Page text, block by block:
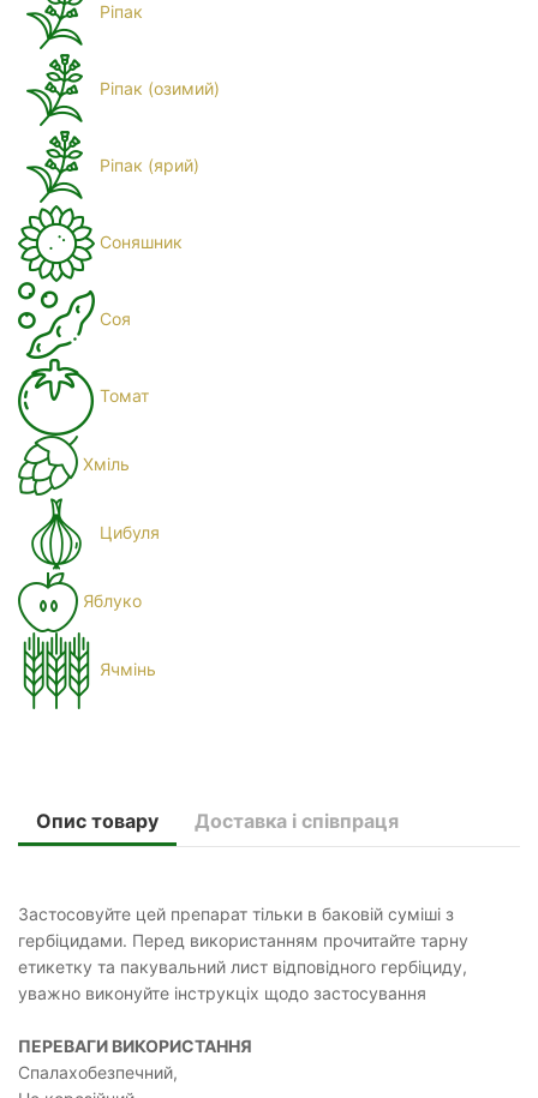
Ріпак
Ріпак (озимий)
Ріпак (ярий)
Соняшник
Соя
Томат
Хміль
Цибуля
Яблуко
Ячмінь
Опис товару Доставка і співпраця
Застосовуйте цей препарат тільки в баковій суміші з
гербіцидами. Перед використанням прочитайте тарну
етикетку та пакувальний лист відповідного гербіциду,
уважно виконуйте інструкціх щодо застосування
ПЕРЕВАГИ ВИКОРИСТАННЯ
Спалахобезпечний,